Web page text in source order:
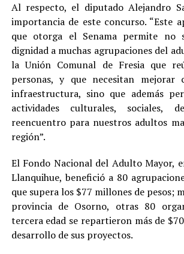
Al respecto, el diputado Alejandro
importancia de este concurso. “Este
que otorga el Senama permite no
dignidad a muchas agrupaciones del
la Unión Comunal de Fresia que
personas, y que necesitan mejorar
infraestructura, sino que además
actividades culturales, sociales,
reencuentro para nuestros adultos
región”.
El Fondo Nacional del Adulto Mayor,
Llanquihue, benefició a 80
que supera los $77 millones de pesos;
provincia de Osorno, otras 80
tercera edad se repartieron más de
desarrollo de sus proyectos.